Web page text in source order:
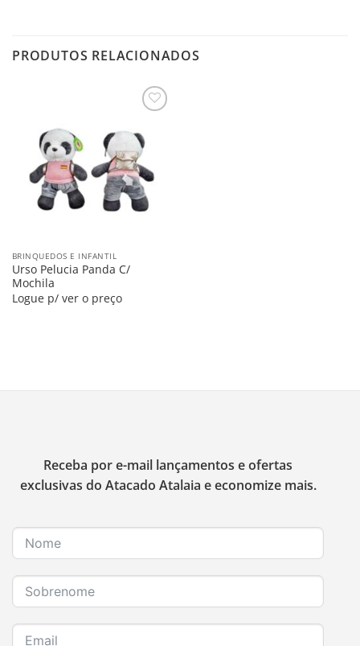
PRODUTOS RELACIONADOS
Lista
BRINQUEDOS E INFANTIL
Urso Pelucia Panda C/
Mochila
Logue p/ ver o preço
Receba por e-mail lançamentos e ofertas
exclusivas do Atacado Atalaia e economize mais.